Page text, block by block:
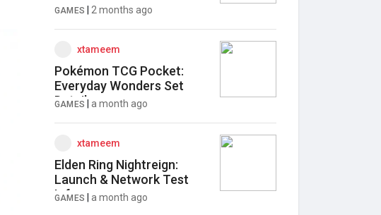
GAMES 2 months ago
xtameem
Pokémon TCG Pocket:
Everyday Wonders Set
Details
GAMES |a month ago
xtameem
Elden Ring Nightreign:
Launch & Network Test
Info
GAMES |a month ago